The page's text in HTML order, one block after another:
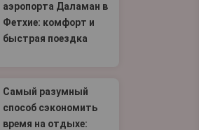
аэропорта Даламан в
Фетхие: комфорт и
быстрая поездка
Самый разумный
способ сэкономить
время на отдыхе: